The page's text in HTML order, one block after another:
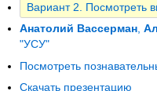
Вариант 2. Посмотреть
Анатолий Вассерман,
"УСУ"
Посмотреть
Скачать презентацию